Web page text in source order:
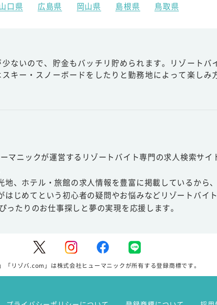
口県 広島県 岡山県 島根県 鳥取県
ないので、貯金もバッチリ貯められます。リゾートバ
キー・スノーボードをしたりと勤務地によって楽しみ
マニックが運営するリゾートバイト専門の求人検索サイ
、ホテル・旅館の求人情報を豊富に掲載しているから
じめてという初心者の疑問やお悩みなどリゾートバイ
たりのお仕事探しと夢の実現を応援します。
「リゾバ.com」は株式会社ヒューマニックが所有する登録商標です。